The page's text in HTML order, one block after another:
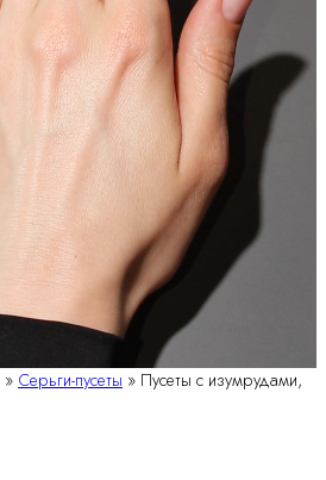
» Серьги-пусеты » Пусеты с изумрудами,